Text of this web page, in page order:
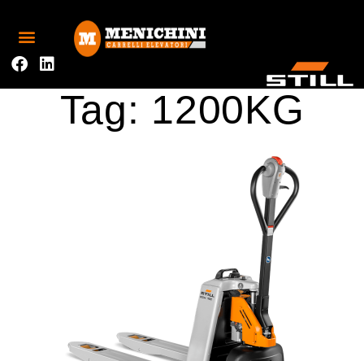
Tag: 1200KG